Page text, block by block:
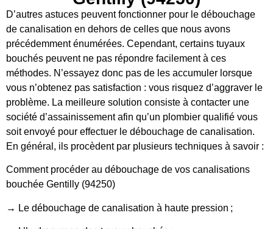
D’autres astuces peuvent fonctionner pour le débouchage
de canalisation en dehors de celles que nous avons
précédemment énumérées. Cependant, certains tuyaux
bouchés peuvent ne pas répondre facilement à ces
méthodes. N’essayez donc pas de les accumuler lorsque
vous n’obtenez pas satisfaction : vous risquez d’aggraver le
problème. La meilleure solution consiste à contacter une
société d’assainissement afin qu’un plombier qualifié vous
soit envoyé pour effectuer le débouchage de canalisation.
En général, ils procèdent par plusieurs techniques à savoir :
Comment procéder au débouchage de vos canalisations
bouchée Gentilly (94250)
→ Le débouchage de canalisation à haute pression ;